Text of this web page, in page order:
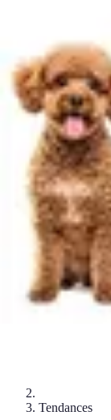
Univers F1
Tendances